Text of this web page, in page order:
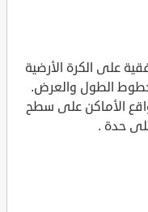
على الكرة الأرضية
الطول والعرض.
الأماكن على سطح
حدة .